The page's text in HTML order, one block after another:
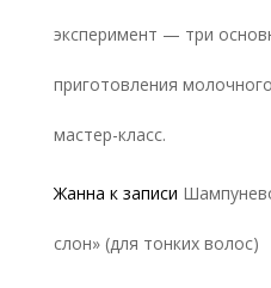
эксперимент — три
приготовления
мастер-класс.
Жанна к записи
слон» (для тонких волос)